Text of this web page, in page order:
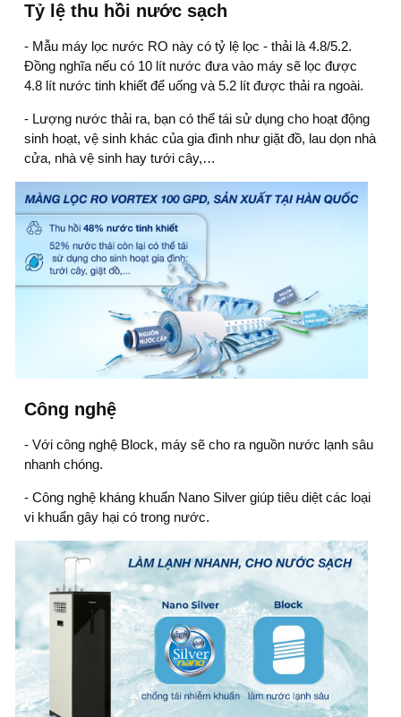
Tỷ lệ thu hồi nước sạch
- Mẫu máy lọc nước RO này có tỷ lệ lọc - thải là 4.8/5.2.
Đồng nghĩa nếu có 10 lít nước đưa vào máy sẽ lọc được
4.8 lít nước tinh khiết để uống và 5.2 lít được thải ra ngoài.
- Lượng nước thải ra, bạn có thể tái sử dụng cho hoạt động
sinh hoạt, vệ sinh khác của gia đình như giặt đồ, lau dọn nhà
cửa, nhà vệ sinh hay tưới cây,…
Công nghệ
- Với công nghệ Block, máy sẽ cho ra nguồn nước lạnh sâu
nhanh chóng.
- Công nghệ kháng khuẩn Nano Silver giúp tiêu diệt các loại
vi khuẩn gây hại có trong nước.